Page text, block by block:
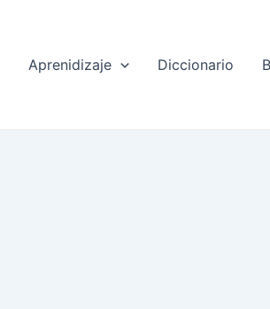
Aprenidizaje Diccionario